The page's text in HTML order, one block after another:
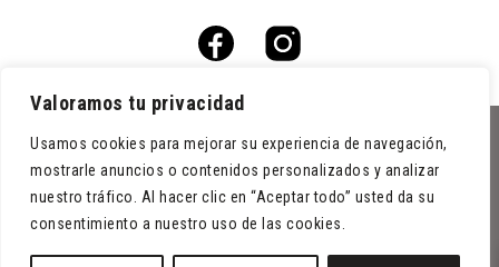
Valoramos tu privacidad
Usamos cookies para mejorar su experiencia de navegación,
mostrarle anuncios o contenidos personalizados y analizar
nuestro tráfico. Al hacer clic en “Aceptar todo” usted da su
consentimiento a nuestro uso de las cookies.
Condiciones de venta
Aviso legal
0